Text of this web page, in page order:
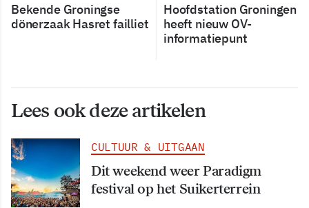
Bekende Groningse
dönerzaak Hasret failliet
Hoofdstation Groningen
heeft nieuw OV-
informatiepunt
Lees ook deze artikelen
CULTUUR & UITGAAN
Dit weekend weer Paradigm
festival op het Suikerterrein